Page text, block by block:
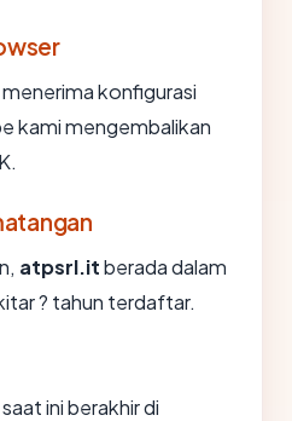
konfigurasi
kami mengembalikan
atpsrl.itberada dalam
? tahun terdaftar.
ini berakhir di